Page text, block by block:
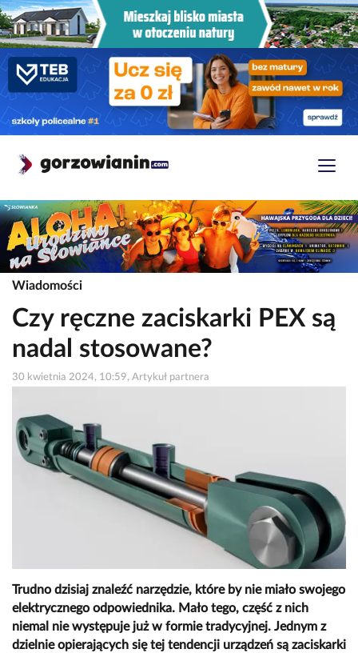
Wiadomości
Czy ręczne zaciskarki PEX są
nadal stosowane?
30 kwietnia 2024, 10:59, Artykuł partnera
Trudno dzisiaj znaleźć narzędzie, które by nie miało swojego
elektrycznego odpowiednika. Mało tego, część z nich
niemal nie występuje już w formie tradycyjnej. Jednym z
dzielnie opierających się tej tendencji urządzeń są zaciskarki